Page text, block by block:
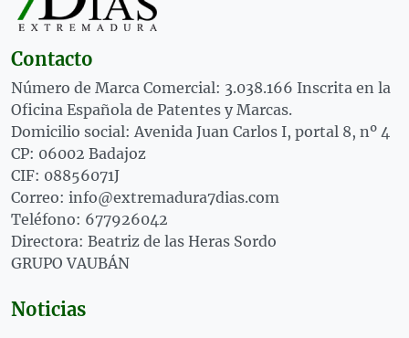
Contacto
Número de Marca Comercial: 3.038.166 Inscrita en la
Oficina Española de Patentes y Marcas.
Domicilio social: Avenida Juan Carlos I, portal 8, nº 4
CP: 06002 Badajoz
CIF: 08856071J
Correo: info@extremadura7dias.com
Teléfono: 677926042
Directora: Beatriz de las Heras Sordo
GRUPO VAUBÁN
Noticias